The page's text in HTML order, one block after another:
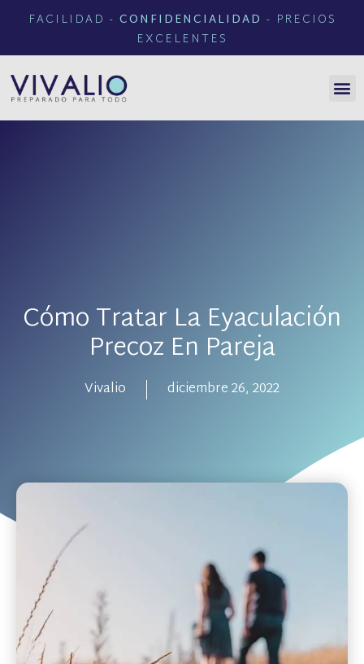
FACILIDAD - CONFIDENCIALIDAD - PRECIOS
EXCELENTES
Cómo Tratar La Eyaculación
Precoz En Pareja
Vivalio diciembre 26, 2022